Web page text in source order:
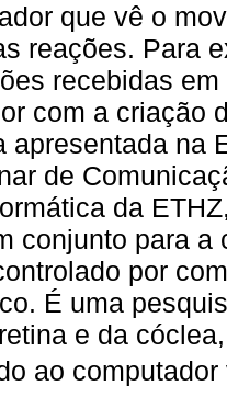
que vê o
reações. Para
recebidas
com a criação
apresentada na
de
da
conjunto para a
por
É uma
e da
ao computador